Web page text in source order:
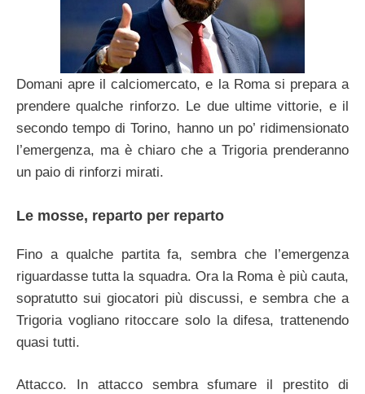
Domani apre il calciomercato, e la Roma si prepara a
prendere qualche rinforzo. Le due ultime vittorie, e il
secondo tempo di Torino, hanno un po’ ridimensionato
l’emergenza, ma è chiaro che a Trigoria prenderanno
un paio di rinforzi mirati.
Le mosse, reparto per reparto
Fino a qualche partita fa, sembra che l’emergenza
riguardasse tutta la squadra. Ora la Roma è più cauta,
sopratutto sui giocatori più discussi, e sembra che a
Trigoria vogliano ritoccare solo la difesa, trattenendo
quasi tutti.
Attacco. In attacco sembra sfumare il prestito di